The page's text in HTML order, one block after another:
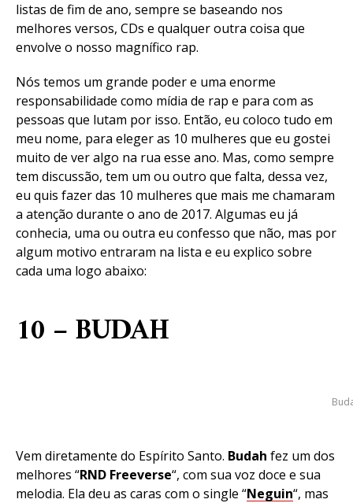
listas de fim de ano, sempre se baseando nos
melhores versos, CDs e qualquer outra coisa que
envolve o nosso magnífico rap.
Nós temos um grande poder e uma enorme
responsabilidade como mídia de rap e para com as
pessoas que lutam por isso. Então, eu coloco tudo em
meu nome, para eleger as 10 mulheres que eu gostei
muito de ver algo na rua esse ano. Mas, como sempre
tem discussão, tem um ou outro que falta, dessa vez,
eu quis fazer das 10 mulheres que mais me chamaram
a atenção durante o ano de 2017. Algumas eu já
conhecia, uma ou outra eu confesso que não, mas por
algum motivo entraram na lista e eu explico sobre
cada uma logo abaixo:
10 – BUDAH
Vem diretamente do Espírito Santo. Budah fez um dos
melhores “RND Freeverse“, com sua voz doce e sua
melodia. Ela deu as caras com o single “Neguin“, mas